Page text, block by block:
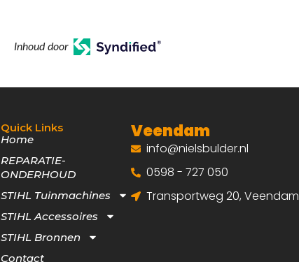
Inhoud door
Quick Links
Home
REPARATIE-
ONDERHOUD
STIHL Tuinmachines
STIHL Accessoires
STIHL Bronnen
Contact
Veendam
info@nielsbulder.nl
0598 - 727 050
Transportweg 20, Veendam